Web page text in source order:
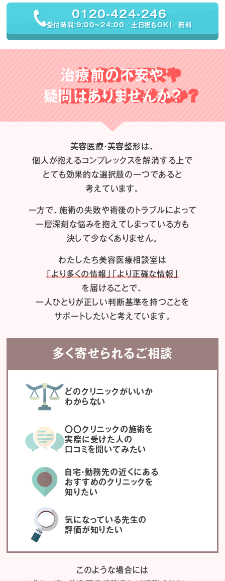
0120-424-246
受付時間：9:00〜24:00／土日祝もOK！／無料
治療前の不安や
疑問はありませんか？
美容医療・美容整形は、
個人が抱えるコンプレックスを解消する上で
とても効果的な選択肢の一つであると
考えています。
一方で、施術の失敗や術後のトラブルによって
一層深刻な悩みを抱えてしまっている方も
決して少なくありません。
わたしたち美容医療相談室は
「より多くの情報」「より正確な情報」
を届けることで、
一人ひとりが正しい判断基準を持つことを
サポートしたいと考えています。
多く寄せられるご相談
どのクリニックがいいか
わからない
〇〇クリニックの施術を
実際に受けた人の
口コミを聞いてみたい
自宅・勤務先の近くにある
おすすめのクリニックを
知りたい
気になっている先生の
評価が知りたい
このような場合には